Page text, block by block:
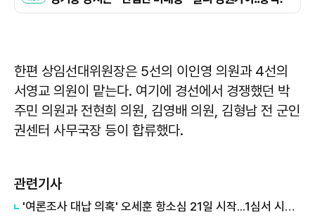
한편 상임선대위원장은 5선의 이인영 의원과 4선의
서영교 의원이 맡는다. 여기에 경선에서 경쟁했던 박
주민 의원과 전현희 의원, 김영배 의원, 김형남 전 군인
권센터 사무국장 등이 합류했다.
관련기사
'여론조사 대납 의혹' 오세훈 항소심 21일 시작...1심서 시장직 상실형